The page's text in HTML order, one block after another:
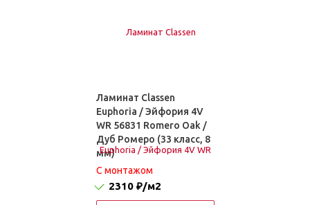
Ламинат Classen
Euphoria / Эйфория 4V
WR 56831 Romero Oak /
Дуб Ромеро (33 класс, 8
мм)
C монтажом
2310 ₽/м2